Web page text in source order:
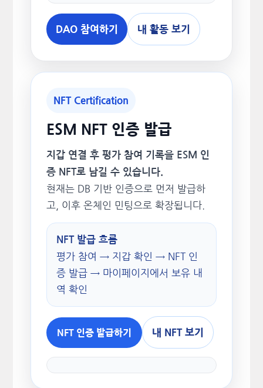
DAO 참여하기 내 활동 보기
NFT Certification
ESM NFT 인증 발급
지갑 연결 후 평가 참여 기록을 ESM 인
증 NFT로 남길 수 있습니다.
현재는 DB 기반 인증으로 먼저 발급하
고, 이후 온체인 민팅으로 확장됩니다.
NFT 발급 흐름
평가 참여 → 지갑 확인 → NFT 인
증 발급 → 마이페이지에서 보유 내
역 확인
NFT 인증 발급하기 내 NFT 보기